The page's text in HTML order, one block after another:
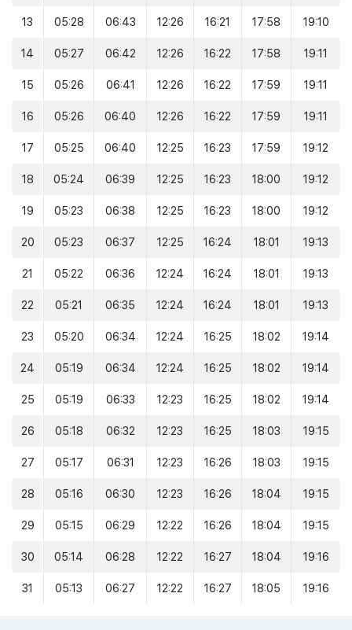
13 05:28 06:43 12:26 16:21 17:58 19:10
14 05:27 06:42 12:26 16:22 17:58 19:11
15 05:26 06:41 12:26 16:22 17:59 19:11
16 05:26 06:40 12:26 16:22 17:59 19:11
17 05:25 06:40 12:25 16:23 17:59 19:12
18 05:24 06:39 12:25 16:23 18:00 19:12
19 05:23 06:38 12:25 16:23 18:00 19:12
20 05:23 06:37 12:25 16:24 18:01 19:13
21 05:22 06:36 12:24 16:24 18:01 19:13
22 05:21 06:35 12:24 16:24 18:01 19:13
23 05:20 06:34 12:24 16:25 18:02 19:14
24 05:19 06:34 12:24 16:25 18:02 19:14
25 05:19 06:33 12:23 16:25 18:02 19:14
26 05:18 06:32 12:23 16:25 18:03 19:15
27 05:17 06:31 12:23 16:26 18:03 19:15
28 05:16 06:30 12:23 16:26 18:04 19:15
29 05:15 06:29 12:22 16:26 18:04 19:15
30 05:14 06:28 12:22 16:27 18:04 19:16
31 05:13 06:27 12:22 16:27 18:05 19:16